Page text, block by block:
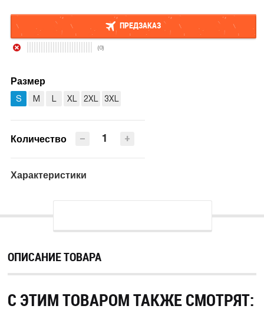
ПРЕДЗАКАЗ
(0)
Размер
S M L XL 2XL 3XL
Количество +
−
Характеристики
ОПИСАНИЕ ТОВАРА
С ЭТИМ ТОВАРОМ ТАКЖЕ СМОТРЯТ: